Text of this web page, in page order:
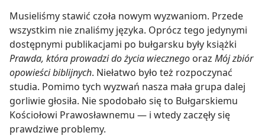
Musieliśmy stawić czoła nowym wyzwaniom. Przede
wszystkim nie znaliśmy języka. Oprócz tego jedynymi
dostępnymi publikacjami po bułgarsku były książki
Prawda, która prowadzi do życia wiecznego oraz Mój zbiór
opowieści biblijnych. Niełatwo było też rozpoczynać
studia. Pomimo tych wyzwań nasza mała grupa dalej
gorliwie głosiła. Nie spodobało się to Bułgarskiemu
Kościołowi Prawosławnemu — i wtedy zaczęły się
prawdziwe problemy.